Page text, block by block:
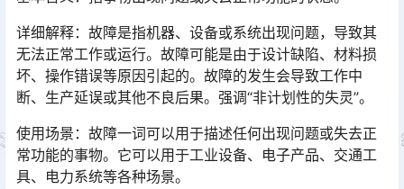
详细解释：故障是指机器、设备或系统出现问题，导致其
无法正常工作或运行。故障可能是由于设计缺陷、材料损
坏、操作错误等原因引起的。故障的发生会导致工作中
断、生产延误或其他不良后果。强调“非计划性的失灵”。󠅅󠅃󠄵󠅂󠄪󠇖󠆨󠆨󠇕󠆞󠆒󠅬󠇘󠆭󠆘󠇙󠆝󠅵󠇗󠆭󠆁󠄐󠇗󠅹󠅸󠇖󠆍󠅳󠇖󠅹󠅰󠇖󠆌󠅹
使用场景：故障一词可以用于描述任何出现问题或失去正
常功能的事物。它可以用于工业设备、电子产品、交通工
具、电力系统等各种场景。